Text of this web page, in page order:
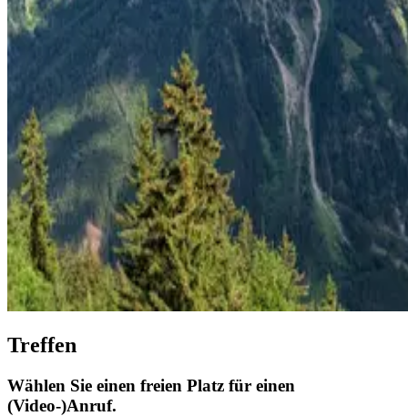
Treffen
Wählen Sie einen freien Platz für einen
(Video-)Anruf.